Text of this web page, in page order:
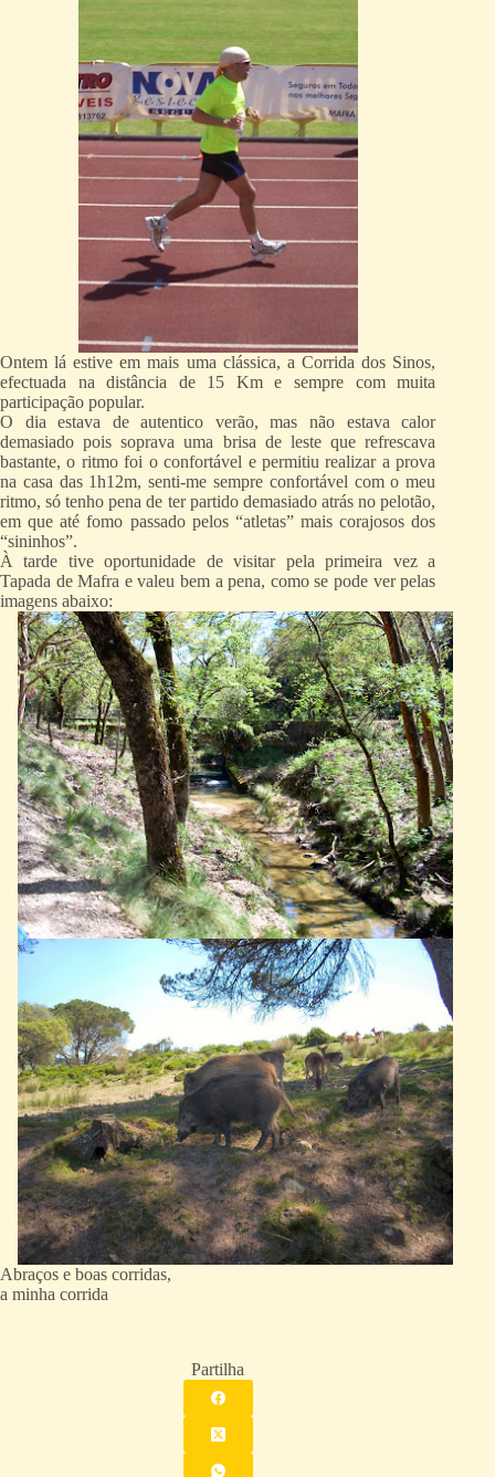
Ontem lá estive em mais uma clássica, a Corrida dos Sinos,
efectuada na distância de 15 Km e sempre com muita
participação popular.
O dia estava de autentico verão, mas não estava calor
demasiado pois soprava uma brisa de leste que refrescava
bastante, o ritmo foi o confortável e permitiu realizar a prova
na casa das 1h12m, senti-me sempre confortável com o meu
ritmo, só tenho pena de ter partido demasiado atrás no pelotão,
em que até fomo passado pelos “atletas” mais corajosos dos
“sininhos”.
À tarde tive oportunidade de visitar pela primeira vez a
Tapada de Mafra e valeu bem a pena, como se pode ver pelas
imagens abaixo:
Abraços e boas corridas,
a minha corrida
Partilha